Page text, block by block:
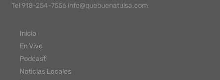
Tel 918-254-7556 info@quebuenatulsa.com
Inicio
En Vivo
Podcast
Noticias Locales